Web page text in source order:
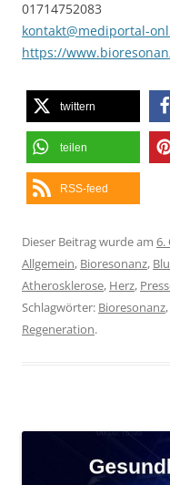
01714752083
kontakt@mediportal-
https://
twittern
teilen
RSS-feed
Dieser Beitrag wurde am 6.
Allgemein, Bioresonanz,
Atherosklerose, Herz,
Schlagwörter: Bioresonanz,
Regeneration.